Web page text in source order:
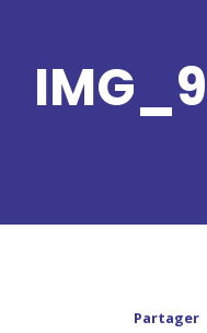
Partager